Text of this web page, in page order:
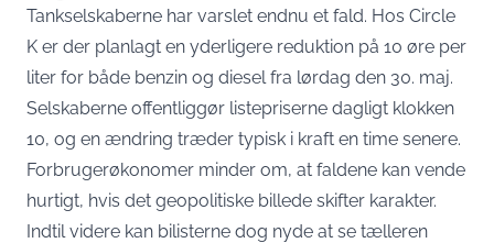
Tankselskaberne har varslet endnu et fald. Hos Circle
K er der planlagt en yderligere reduktion på 10 øre per
liter for både benzin og diesel fra lørdag den 30. maj.
Selskaberne offentliggør listepriserne dagligt klokken
10, og en ændring træder typisk i kraft en time senere.
Forbrugerøkonomer minder om, at faldene kan vende
hurtigt, hvis det geopolitiske billede skifter karakter.
Indtil videre kan bilisterne dog nyde at se tælleren